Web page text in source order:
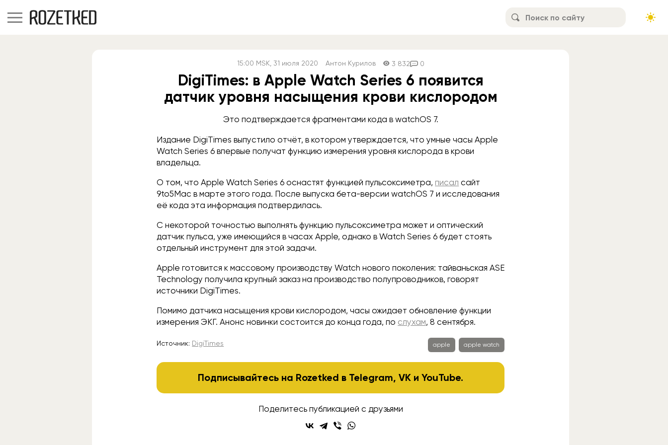
15:00 MSK, 31 июля 2020 Антон Курилов 3 832 0
DigiTimes: в Apple Watch Series 6 появится
датчик уровня насыщения крови кислородом
Это подтверждается фрагментами кода в watchOS 7.
Издание DigiTimes выпустило отчёт, в котором утверждается, что умные часы Apple
Watch Series 6 впервые получат функцию измерения уровня кислорода в крови
владельца.
О том, что Apple Watch Series 6 оснастят функцией пульсоксиметра, писал сайт
9to5Mac в марте этого года. После выпуска бета-версии watchOS 7 и исследования
её кода эта информация подтвердилась.
С некоторой точностью выполнять функцию пульсоксиметра может и оптический
датчик пульса, уже имеющийся в часах Apple, однако в Watch Series 6 будет стоять
отдельный инструмент для этой задачи.
Apple готовится к массовому производству Watch нового поколения: тайваньская ASE
Technology получила крупный заказ на производство полупроводников, говорят
источники DigiTimes.
Помимо датчика насыщения крови кислородом, часы ожидает обновление функции
измерения ЭКГ. Анонс новинки состоится до конца года, по слухам, 8 сентября.
Источник: DigiTimes apple apple watch
Подписывайтесь на Rozetked в Telegram,VK иYouTube.
Поделитесь публикацией с друзьями